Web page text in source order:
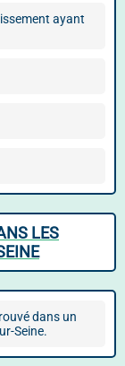
ayant
LES
dans un
Seine.